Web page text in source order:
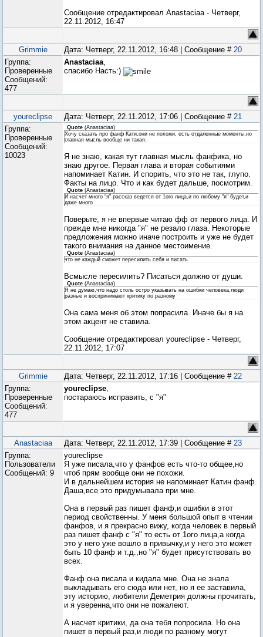
Сообщение отредактировал Anastaciaa - Четверг,
22.11.2012, 16:47
Grimmie Дата: Четверг, 22.11.2012, 16:48 | Сообщение # 20
Группа:
Проверенные
Сообщений:
477
Anastaciaa,
спасибо Насть:)
youreclipse Дата: Четверг, 22.11.2012, 17:06 | Сообщение # 21
Группа:
Проверенные
Сообщений:
10023
Quote (Anastaciaa)
Хочу сказать про фанф Кати,они не похожи, есть отдаленные моменты,но
главная мысль вообще ни такая.
Я не знаю, какая тут главная мысль фанфика, но
знаю другое. Первая глава и вторая событиями
напоминает Катин. И спорить, что это не так, глупо.
Факты на лицо. Что и как будет дальше, посмотрим.
Quote (Anastaciaa)
И насчет много "я" рассказ ведется от 1ого лица,и по любому "я" будет,и
даже много
Поверьте, я не впервые читаю фф от первого лица. И
прежде мне никогда "я" не резало глаза. Некоторые
предложения можно иначе построить и уже не будет
такого внимания на данное местоимение.
Quote (Anastaciaa)
что не каждый сможет пересилить себя и писать
Всмысле пересилить? Писаться должно от души.
Quote (Anastaciaa)
Я не думаю,что надо столь остро указывать на ошибки человека,люди
разные и воспринимают критику по разному
Она сама меня об этом попрасила. Иначе бы я на
этом акцент не ставила.
Сообщение отредактировал youreclipse - Четверг,
22.11.2012, 17:07
Grimmie Дата: Четверг, 22.11.2012, 17:16 | Сообщение # 22
Группа:
Проверенные
Сообщений:
477
youreclipse,
постараюсь исправить, с "я"
Anastaciaa Дата: Четверг, 22.11.2012, 17:39 | Сообщение # 23
Группа:
Пользователи
Сообщений: 9
youreclipse
Я уже писала,что у фанфов есть что-то общее,но
чтоб прям вообще они не похожи.
И в дальнейшем история не напоминает Катин фанф.
Даша,все это придумывала при мне.
Она в первый раз пишет фанф,и ошибки в этот
период свойственны. У меня большой опыт в чтении
фанфов, и я прекрасно вижу, когда человек в первый
раз пишет фанф с "я" то есть от 1ого лица,а когда
это у него уже вошло в привычку,и у него это может
быть 10 фанф и т.д.,но "я" будет присутствовать во
всех.
Фанф она писала и кидала мне. Она не знала
выкладывать его сюда или нет, но я ее заставила,
эту историю, любители Деметрия должны прочитать,
и я уверенна,что они не пожалеют.
А насчет критики, да она тебя попросила. Но она
пишет в первый раз,и люди по разному могут